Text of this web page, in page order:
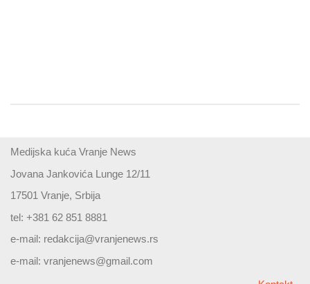
Medijska kuća Vranje News
Jovana Jankovića Lunge 12/11
17501 Vranje, Srbija
tel: +381 62 851 8881
e-mail: redakcija@vranjenews.rs
e-mail: vranjenews@gmail.com